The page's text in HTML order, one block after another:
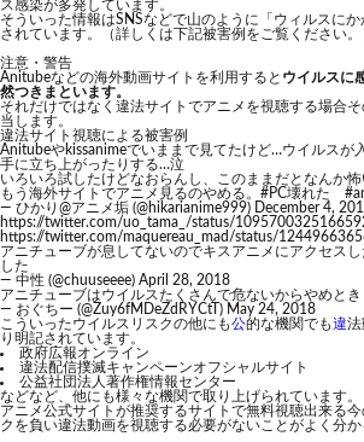
ス感染が多発しています。
そういった情報はSNSなどで山のように「ウィルスに
されています。（詳しくは下記被害例をご覧ください。
注意・警告
Anitubeなどの海外動画サイトを利用すると ウイルスに
然つきまといます。
それだけではなく違法サイトでアニメを視聴する場合
当します。
違法サイト視聴による被害例
Anitubeやkissanimeでいままで見てたけど…ウイルスが
手に立ち上がったりする…泣
いろいろ試したけどなおらんし、このままだとなんか怖
もう海外サイトでアニメ見るのやめる。 #PC壊れた
— ひかり@アニメ垢 (@hikarianime999)
December 4,
https://twitter.com/uo_tama_/status/
https://twitter.com/maquereau_mad/status/
アニチューブが息してないのでキスアニメにアクセス
した
— 中性 (@chuuseeee) April 28, 2018
アニチューブはウイルスたくさんで危ないからやめとき
— おぐちー (@Zuy6fMDeZdRYCtT) May 24, 2018
こういったウイルスリスクの他にも公的な機関でも違法
り明記されています。
政府広報オンライン
違法配信撲滅キャンペーンオフシャルサイト
公益社団法人著作権情報センター
などなど、他にも様々な機関で取り上げられています。
アニメ公式サイトが推奨するサイトで無料視聴出来る
クを負い違法動画を視聴する必要がないことがよく分か